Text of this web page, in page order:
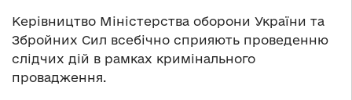
Керівництво Міністерства оборони України та
Збройних Сил всебічно сприяють проведенню
слідчих дій в рамках кримінального
провадження.